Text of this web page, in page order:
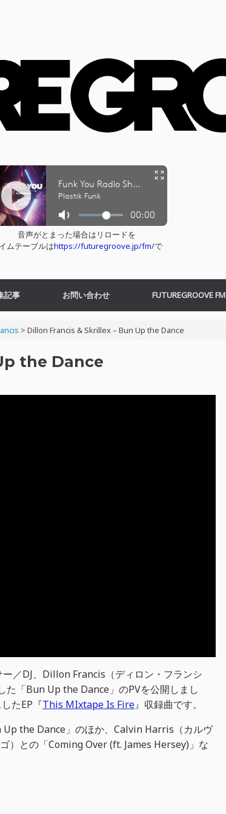
音声がとまった場合はリロードを
ムテーブルはhttps://futuregroove.jp/fm/で
記事 お問い合わせ FUTUREGROOVE FM
> Dillon Francis & Skrillex – Bun Up the Dance
the Dance
／DJ、Dillon Francis（ディロン・フランシ
「Bun Up the Dance」のPVを公開しまし
たEP『This MIxtape Is Fire』収録曲です。
the Dance」のほか、Calvin Harris（カルヴ
）との「Coming Over (ft. James Hersey)」な